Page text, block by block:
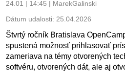
24.01 | 14:45 | MarekGalinski
Dátum udalosti: 25.04.2026
Štvrtý ročník Bratislava
spustená možnosť prihlasovať
zameriava na témy otvorených
softvéru, otvorených dát, ale aj